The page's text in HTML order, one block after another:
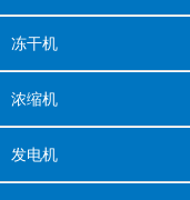
冻干机
浓缩机
发电机